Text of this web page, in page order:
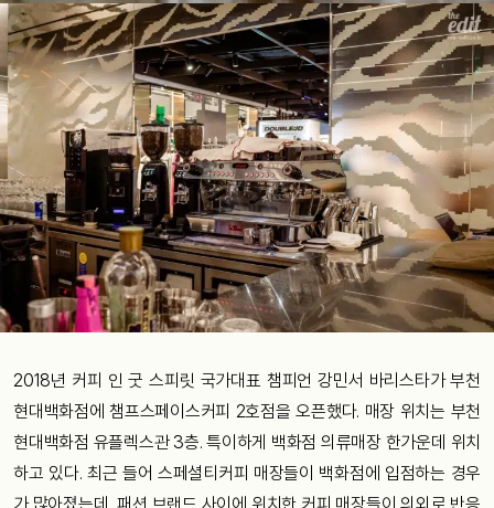
2018년 커피 인 굿 스피릿 국가대표 챔피언 강민서 바리스타가 부천
현대백화점에 챔프스페이스커피 2호점을 오픈했다. 매장 위치는 부천
현대백화점 유플렉스관 3층. 특이하게 백화점 의류매장 한가운데 위치
하고 있다. 최근 들어 스페셜티커피 매장들이 백화점에 입점하는 경우